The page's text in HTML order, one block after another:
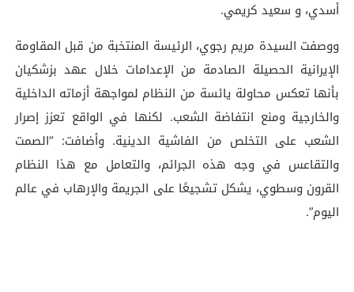
أسدي، و سعيد كريمي.
ووصفت السيدة مريم رجوي، الرئيسة المنتخبة من قبل المقاومة
الإيرانية الحصيلة الصادمة من الإعدامات خلال عهد بزشكيان
بأنها تعكس محاولة يائسة من النظام لمواجهة أزماته الداخلية
والخارجية ومنع انتفاضة الشعب. لكنها في الواقع تعزز إصرار
الشعب على التخلص من الفاشية الدينية. وأضافت: “الصمت
والتقاعس في وجه هذه الجرائم، والتعامل مع هذا النظام
القرون وسطوي، يشكل تشجيعًا على الجريمة والإرهاب في عالم
اليوم”.